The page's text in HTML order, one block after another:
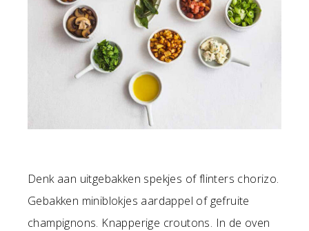
Denk aan uitgebakken spekjes of flinters chorizo.
Gebakken miniblokjes aardappel of gefruite
champignons. Knapperige croutons. In de oven